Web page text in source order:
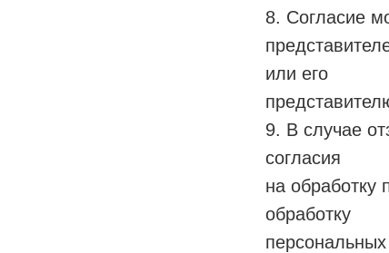
8. Согласие
или его
9. В случае
согласия
на
обработку